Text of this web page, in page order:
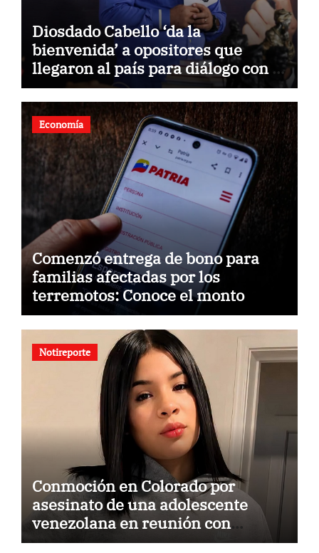
Diosdado Cabello ‘da la
bienvenida’ a opositores que
llegaron al país para diálogo con el
gobierno
Economía
Comenzó entrega de bono para
familias afectadas por los
terremotos: Conoce el monto
Notireporte
Conmoción en Colorado por
asesinato de una adolescente
venezolana en reunión con
amigos